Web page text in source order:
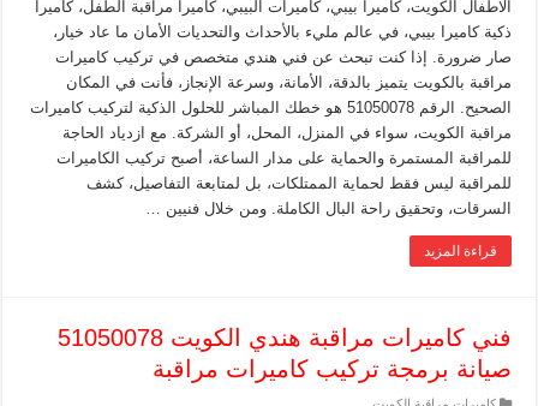
الاطفال الكويت، كاميرا بيبي، كاميرات البيبي، كاميرا مراقبة الطفل، كاميرا
ذكية كاميرا بيبي، في عالم مليء بالأحداث والتحديات الأمان ما عاد خيار،
صار ضرورة. إذا كنت تبحث عن فني هندي متخصص في تركيب كاميرات
مراقبة بالكويت يتميز بالدقة، الأمانة، وسرعة الإنجاز، فأنت في المكان
الصحيح. الرقم 51050078 هو خطك المباشر للحلول الذكية لتركيب كاميرات
مراقبة الكويت، سواء في المنزل، المحل، أو الشركة. مع ازدياد الحاجة
للمراقبة المستمرة والحماية على مدار الساعة، أصبح تركيب الكاميرات
للمراقبة ليس فقط لحماية الممتلكات، بل لمتابعة التفاصيل، كشف
السرقات، وتحقيق راحة البال الكاملة. ومن خلال فنيين …
قراءة المزيد
فني كاميرات مراقبة هندي الكويت 51050078
صيانة برمجة تركيب كاميرات مراقبة